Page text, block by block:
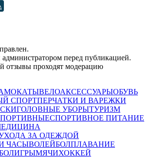
перед публикацией.
отзывы проходят модерацию
ВЕЛОАКСЕССУАРЫОБУВЬ
СПОРТПЕРЧАТКИ И ВАРЕЖКИ
ГОЛОВНЫЕ УБОРЫТУРИЗМ
СПОРТИВНОЕ ПИТАНИЕ
ЗА ОДЕЖДОЙ
ЧАСЫВОЛЕЙБОЛПЛАВАНИЕ
ИГРЫМЯЧИХОККЕЙ